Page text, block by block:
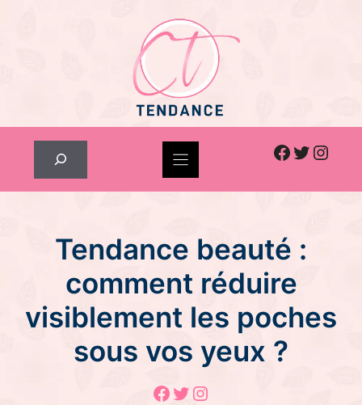
Facebook
Twitter
Tendance beauté :
comment réduire
visiblement les poches
sous vos yeux ?
Facebook
Twitter
Instagram